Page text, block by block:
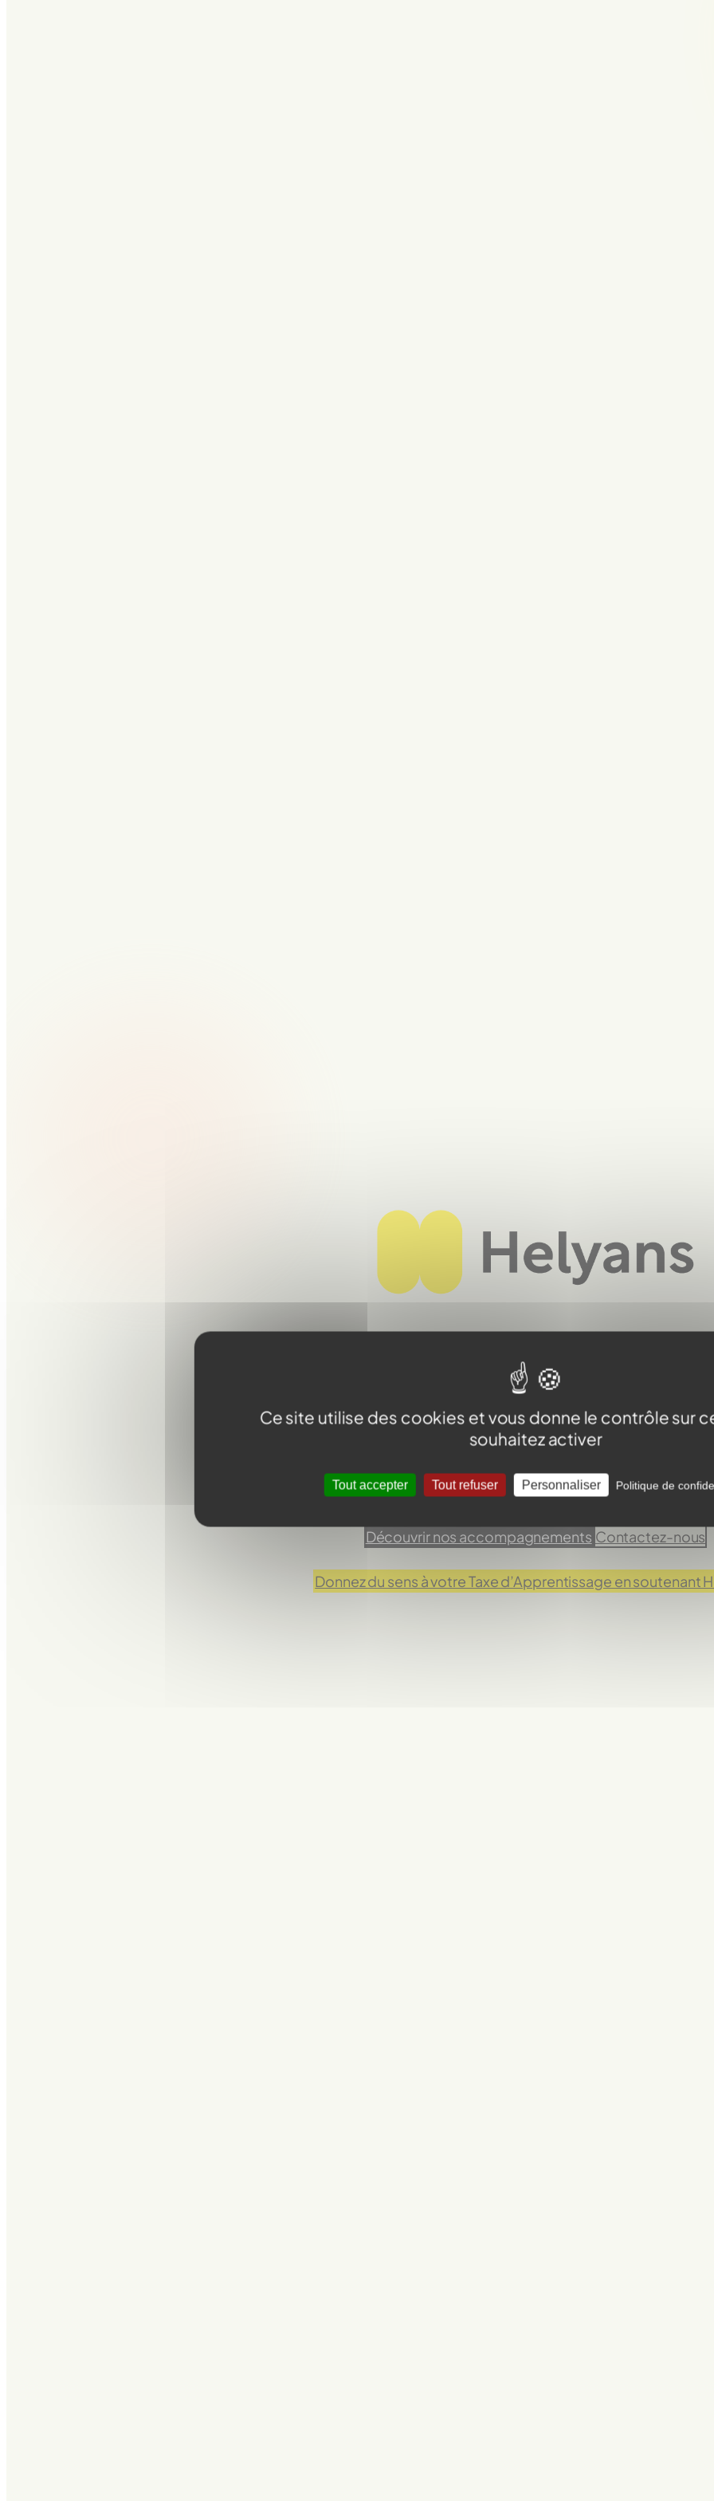
Accompagner
révéler les
Une association engagée pour l’accompagnement et
fragilisées par le handicap, la maladie ou les accidents de la vie en
Découvrir nos accompagnements Contactez-nous
Donnez du sens à votre Taxe d’Apprentissage en soutenant
Ce site utilise des cookies et vous donne le contrôle sur
souhaitez activer
Tout accepter Tout refuser Personnaliser Politique de